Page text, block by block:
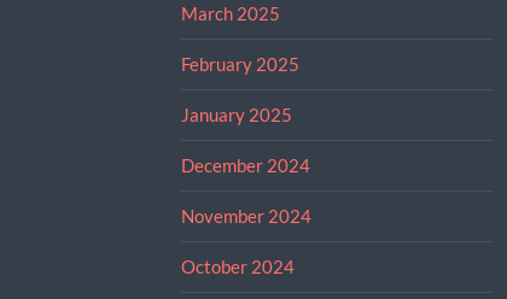
March 2025
February 2025
January 2025
December 2024
November 2024
October 2024